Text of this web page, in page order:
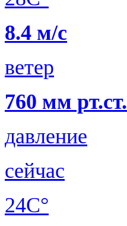
8.4 м/с
ветер
760 мм рт.ст.
давление
сейчас
24C°